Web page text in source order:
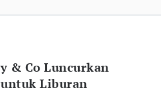
& Co Luncurkan
Liburan